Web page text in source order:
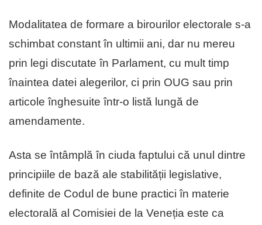
Modalitatea de formare a birourilor electorale s-a
schimbat constant în ultimii ani, dar nu mereu
prin legi discutate în Parlament, cu mult timp
înaintea datei alegerilor, ci prin OUG sau prin
articole înghesuite într-o listă lungă de
amendamente.
Asta se întâmplă în ciuda faptului că unul dintre
principiile de bază ale stabilității legislative,
definite de Codul de bune practici în materie
electorală al Comisiei de la Veneția este ca